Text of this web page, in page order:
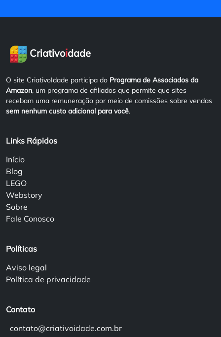
Criativoidade
O site CriativoIdade participa do Programa de Associados da
Amazon, um programa de afiliados que permite que sites
recebam uma remuneração por meio de comissões sobre vendas
sem nenhum custo adicional para você.
Links Rápidos
Início
Blog
LEGO
Webstory
Sobre
Fale Conosco
Políticas
Aviso legal
Política de privacidade
Contato
contato@criativoidade.com.br